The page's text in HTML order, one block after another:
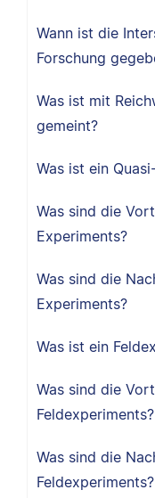
Wann ist die
Forschung
Was ist mit
gemeint?
Was ist ein
Was sind die
Experiments?
Was sind die
Experiments?
Was ist ein
Was sind die
Feldexperiments?
Was sind die
Feldexperiments?